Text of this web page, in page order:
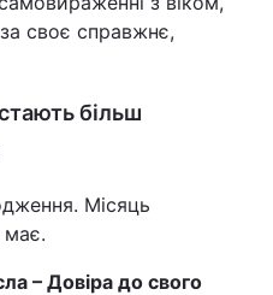
своє справжнє,
більш
Місяць
має.
– Довіра до свого